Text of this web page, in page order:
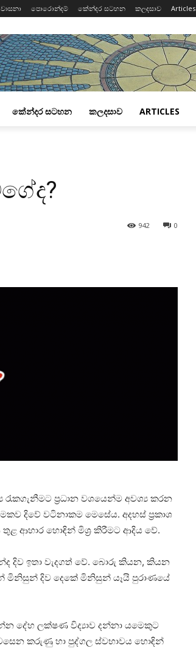
පොරොන්දම් කේන්දර සටහන කලදසාව Articles
කේන්දර සටහන කලදසාව ARTICLES
0
942
ප්‍රධාන වශයෙන්ම අවශ්‍ය කරන
දිවේ වටිනාකම මෙසේය. අදහස්‌ ප්‍රකාශ
ආහාර හොඳින් මිශ්‍ර කිරීමට ආදිය වේ.
දිව ඉතා වැදගත් වේ. බොරු කියන, කියන
දිව දෙකේ මිනිසුන් යෑයි පුරාණයේ
දේහ ලක්‌ෂණ විද්‍යාව දන්නා යමෙකුට
කරුණු හා පුද්ගල ස්‌වභාවය හොඳින්